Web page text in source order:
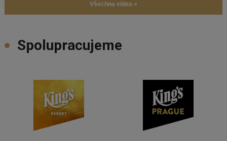
Všechna videa »
Spolupracujeme